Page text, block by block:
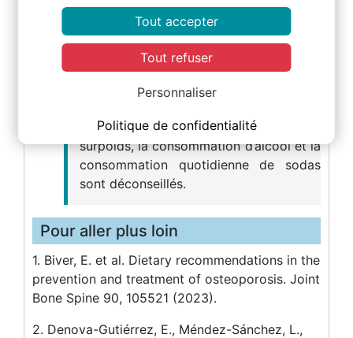
Tout accepter
Tout refuser
Personnaliser
Politique de confidentialité
vitamine D suffisants est
recommandée.
L'alimentation de type occidentale
déséquilibrée, les régimes végétaliens,
personnes non obèses ou non en
surpoids, la consommation d’alcool et la
consommation quotidienne de sodas
sont déconseillés.
Pour aller plus loin
1. Biver, E. et al. Dietary recommendations in the
prevention and treatment of osteoporosis. Joint
Bone Spine 90, 105521 (2023).
2. Denova-Gutiérrez, E., Méndez-Sánchez, L.,